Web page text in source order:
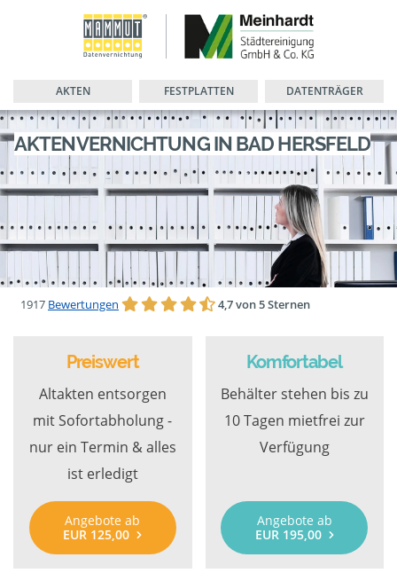
AKTEN FESTPLATTEN DATENTRÄGER
AKTENVERNICHTUNG IN BAD HERSFELD
1917 Bewertungen 4,7 von 5 Sternen
Preiswert
Altakten entsorgen
mit Sofortabholung -
nur ein Termin & alles
ist erledigt
Angebote ab
EUR 125,00
Komfortabel
Behälter stehen bis zu
10 Tagen mietfrei zur
Verfügung
Angebote ab
EUR 195,00